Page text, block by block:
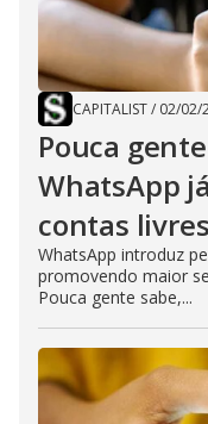
CAPITALIST/ 02/02/
Pouca
WhatsApp
contas
WhatsApp introduz
promovendo maior
Pouca gente sabe,...